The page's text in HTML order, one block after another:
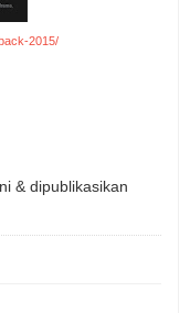
2015/
& dipublikasikan